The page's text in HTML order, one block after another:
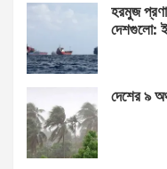
হরমুজ
দেশগুলো:
দেশের ৯